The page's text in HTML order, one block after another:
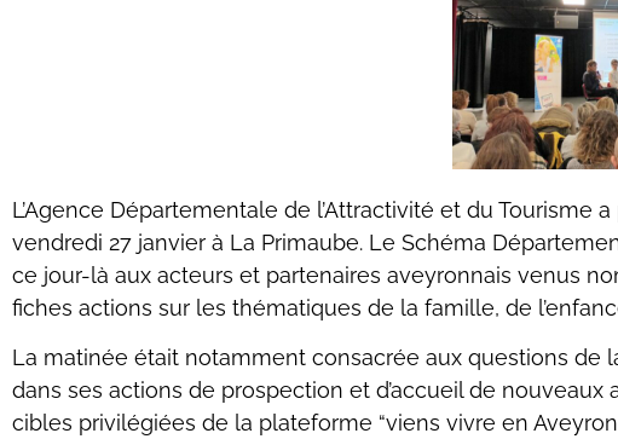
L’Agence Départementale de l’Attractivité et du Tourisme
vendredi 27 janvier à La Primaube. Le Schéma
ce jour-là aux acteurs et partenaires aveyronnais venus
fiches actions sur les thématiques de la famille, de
La matinée était notamment consacrée aux questions
dans ses actions de prospection et d’accueil de
cibles privilégiées de la plateforme “viens vivre en